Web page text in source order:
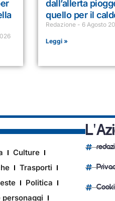
dall’allerta
quello per il
Redazione 6 Agosto
Leggi »
Culture
Trasporti
Politica
personaggi